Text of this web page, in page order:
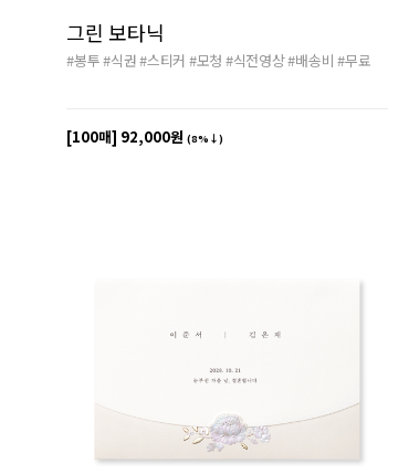
그린 보타닉
#봉투#식권#스티커 #모청 #식전영상#배송비 #무료
[100매] 92,000원 (8%↓)